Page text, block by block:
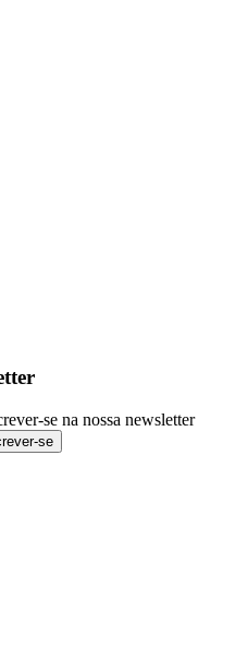
se na nossa newsletter
se